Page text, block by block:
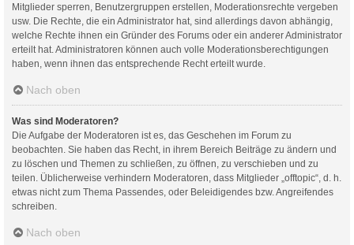
Mitglieder sperren, Benutzergruppen erstellen, Moderationsrechte vergeben
usw. Die Rechte, die ein Administrator hat, sind allerdings davon abhängig,
welche Rechte ihnen ein Gründer des Forums oder ein anderer Administrator
erteilt hat. Administratoren können auch volle Moderationsberechtigungen
haben, wenn ihnen das entsprechende Recht erteilt wurde.
Nach oben
Was sind Moderatoren?
Die Aufgabe der Moderatoren ist es, das Geschehen im Forum zu
beobachten. Sie haben das Recht, in ihrem Bereich Beiträge zu ändern und
zu löschen und Themen zu schließen, zu öffnen, zu verschieben und zu
teilen. Üblicherweise verhindern Moderatoren, dass Mitglieder „offtopic“, d. h.
etwas nicht zum Thema Passendes, oder Beleidigendes bzw. Angreifendes
schreiben.
Nach oben